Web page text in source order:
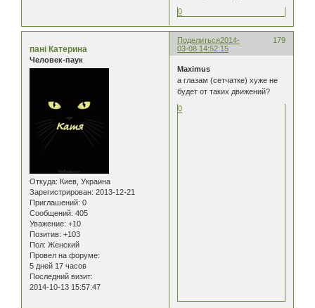
0
Поделиться 179
2014-
03-08 14:52:15
пані Катерина
Человек-паук
Откуда: Киев, Украина
Зарегистрирован: 2013-12-21
Приглашений: 0
Сообщений: 405
Уважение: +10
Позитив: +103
Пол: Женский
Провел на форуме:
5 дней 17 часов
Последний визит:
2014-10-13 15:57:47
Maximus
а глазам (сетчатке) хуже не
будет от таких движений?
0